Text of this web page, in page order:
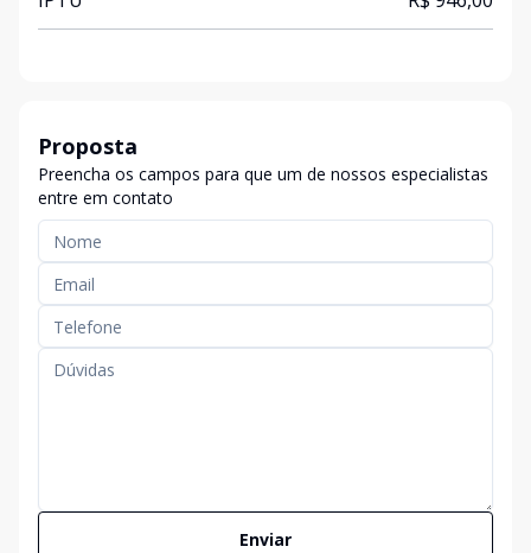
Proposta
Preencha os campos para que um de nossos especialistas
entre em contato
Enviar